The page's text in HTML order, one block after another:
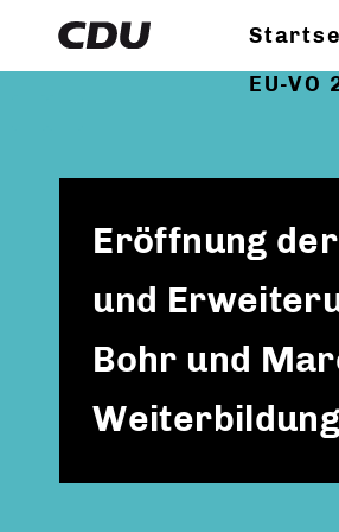
EU-VO
Eröffnung
und
Bohr und